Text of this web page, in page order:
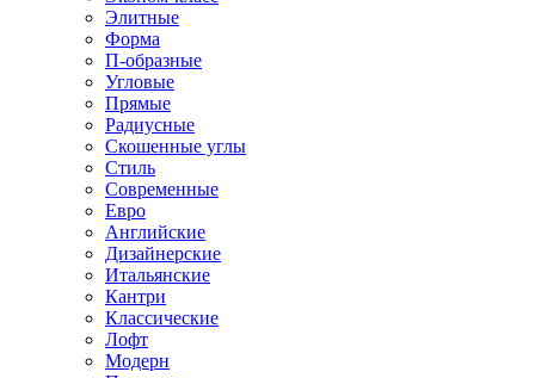
Элитные
Форма
П-образные
Угловые
Прямые
Радиусные
Скошенные углы
Стиль
Современные
Евро
Английские
Дизайнерские
Итальянские
Кантри
Классические
Лофт
Модерн